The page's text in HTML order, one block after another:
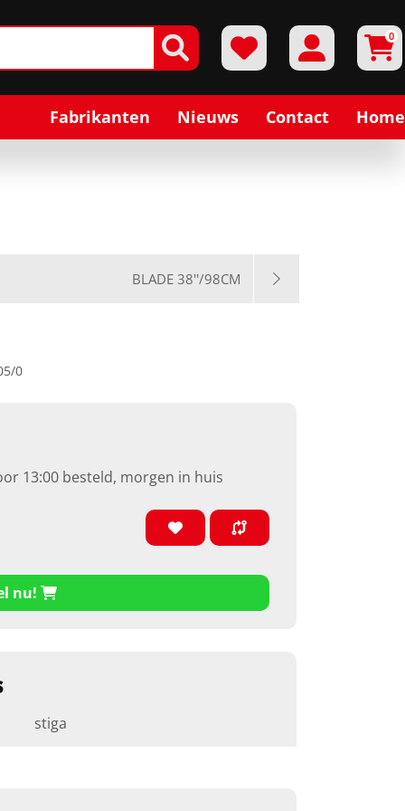
0
Fabrikanten Nieuws Contact Home
BLADE 38''/98CM
0
13:00 besteld, morgen in huis
nu!
stiga